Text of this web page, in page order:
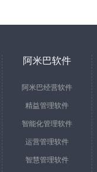
阿米巴软件
阿米巴经营软件
精益管理软件
智能化管理软件
运营管理软件
智慧管理软件